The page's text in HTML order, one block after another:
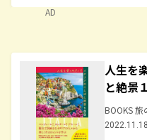
AD
人生を
と絶景
BOOKS